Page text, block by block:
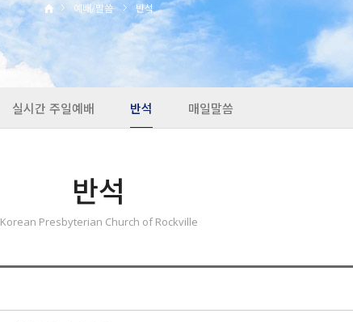
예배/말씀 반석
실시간 주일예배 반석 매일말씀
반석
Korean Presbyterian Church of Rockville